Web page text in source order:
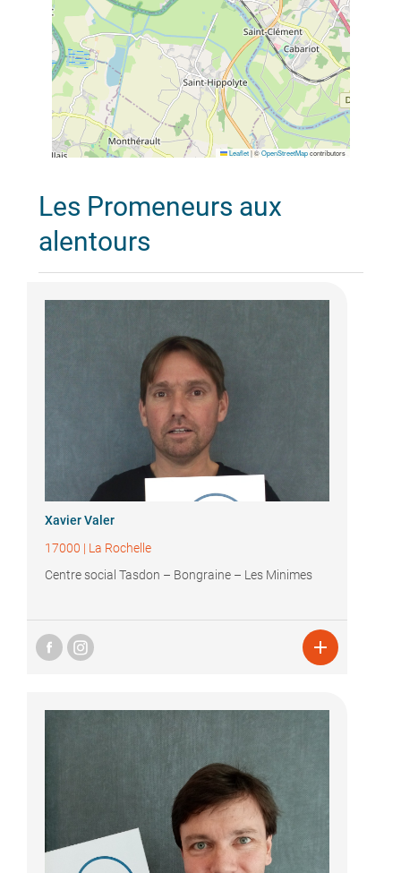
Leaflet |©OpenStreetMapcontributors
Les Promeneurs aux
alentours
Xavier Valer
17000 | La Rochelle
Centre social Tasdon – Bongraine – Les Minimes
